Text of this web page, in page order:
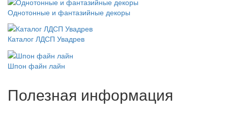
Однотонные и фантазийные декоры
Каталог ЛДСП Увадрев
Шпон файн лайн
Полезная информация